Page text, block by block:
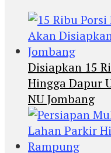
Disiapkan 15
Hingga Dapur
NU Jombang